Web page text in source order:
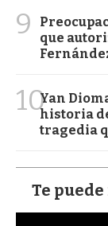
9
que
10Yan
historia
tragedia
Te